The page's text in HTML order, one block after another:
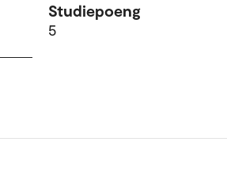
Studiepoeng
5